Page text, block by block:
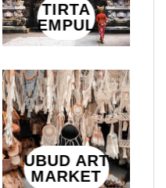
TIRTA
EMPUL
UBUD ART
MARKET